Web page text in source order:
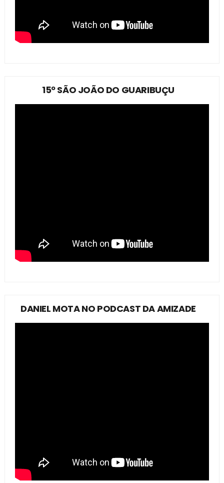
15º SÃO JOÃO DO GUARIBUÇU
DANIEL MOTA NO PODCAST DA AMIZADE